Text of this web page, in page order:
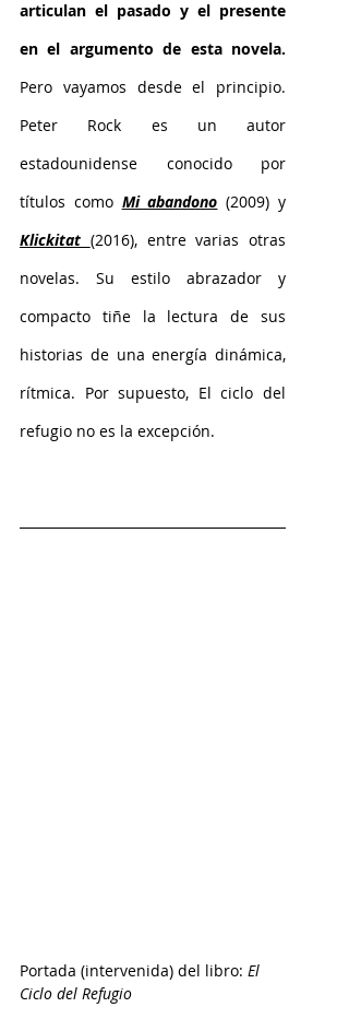
articulan el pasado y el presente
Pero vayamos desde el principio.
Peter Rock es un autor
estadounidense conocido por
títulos como Mi abandono (2009) y
Klickitat (2016), entre varias otras
novelas. Su estilo abrazador y
compacto tiñe la lectura de sus
historias de una energía dinámica,
rítmica. Por supuesto, El ciclo del
refugio no es la excepción.
Portada (intervenida) del libro: El
Ciclo del Refugio